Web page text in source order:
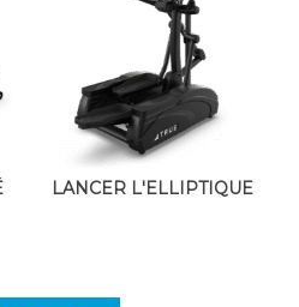
LANCER L'ELLIPTIQUE